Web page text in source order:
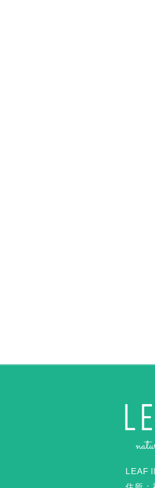
LEAFⅡ